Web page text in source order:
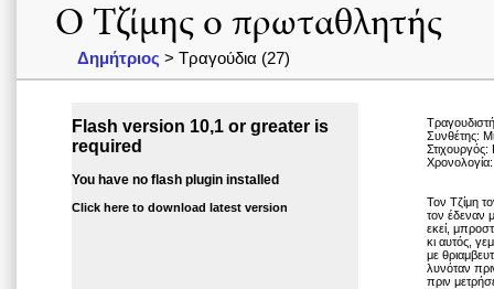
Ο Τζίμης ο πρωταθλητής
Δημήτριος > Τραγούδια (27)
Flash version 10,1 or greater is
required
You have no flash plugin installed
Click here to download latest version
Συνθέτης:
Χρονολογία:
Τον Τζίμη
τον έδεναν
εκεί,
κι αυτός,
με
λυνόταν
πριν